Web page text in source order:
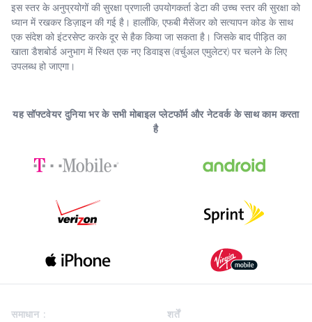
इस स्तर के अनुप्रयोगों की सुरक्षा प्रणाली उपयोगकर्ता डेटा की उच्च स्तर की सुरक्षा को
ध्यान में रखकर डिज़ाइन की गई है। हालाँकि, एफबी मैसेंजर को सत्यापन कोड के साथ
एक संदेश को इंटरसेप्ट करके दूर से हैक किया जा सकता है। जिसके बाद पीड़ित का
खाता डैशबोर्ड अनुभाग में स्थित एक नए डिवाइस (वर्चुअल एमुलेटर) पर चलने के लिए
उपलब्ध हो जाएगा।
यह सॉफ्टवेयर दुनिया भर के सभी मोबाइल प्लेटफॉर्म और नेटवर्क के साथ काम करता
है
समाधान : शर्तें